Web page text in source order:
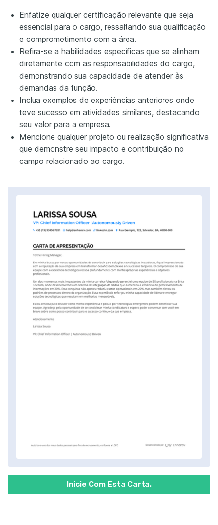
Inicie Com Esta Carta.
Enfatize qualquer certificação relevante que seja
essencial para o cargo, ressaltando sua qualificação
e comprometimento com a área.
Refira-se a habilidades específicas que se alinham
diretamente com as responsabilidades do cargo,
demonstrando sua capacidade de atender às
demandas da função.
Inclua exemplos de experiências anteriores onde
teve sucesso em atividades similares, destacando
seu valor para a empresa.
Mencione qualquer projeto ou realização significativa
que demonstre seu impacto e contribuição no
campo relacionado ao cargo.